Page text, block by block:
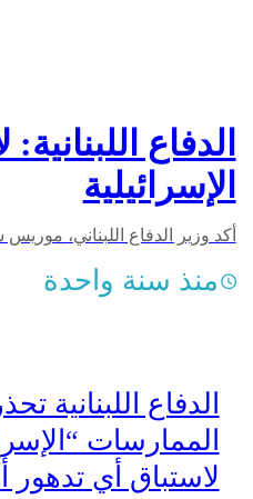
الدفاع
الإسرائيلية
منذ سنة واحدة
الدفاع اللبنانية
الممارسات
لاستباق أي تدهور